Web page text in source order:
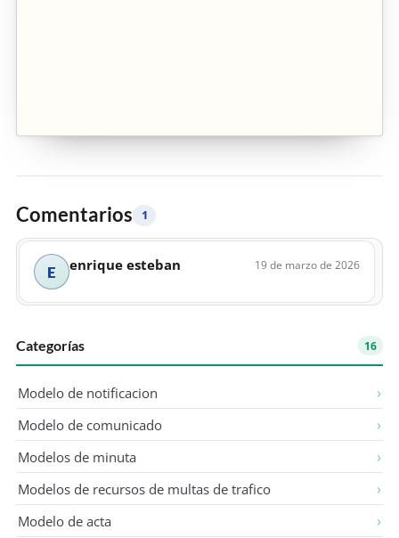
Comentarios 1
E enrique esteban 19 de marzo de 2026
Categorías 16
Modelo de notificacion
Modelo de comunicado
Modelos de minuta
Modelos de recursos de multas de trafico
Modelo de acta